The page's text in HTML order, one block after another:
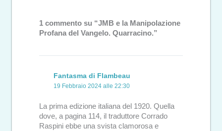
1 commento su “JMB e la Manipolazione
Profana del Vangelo. Quarracino.”
Fantasma di Flambeau
19 Febbraio 2024 alle 22:30
La prima edizione italiana del 1920. Quella
dove, a pagina 114, il traduttore Corrado
Raspini ebbe una svista clamorosa e